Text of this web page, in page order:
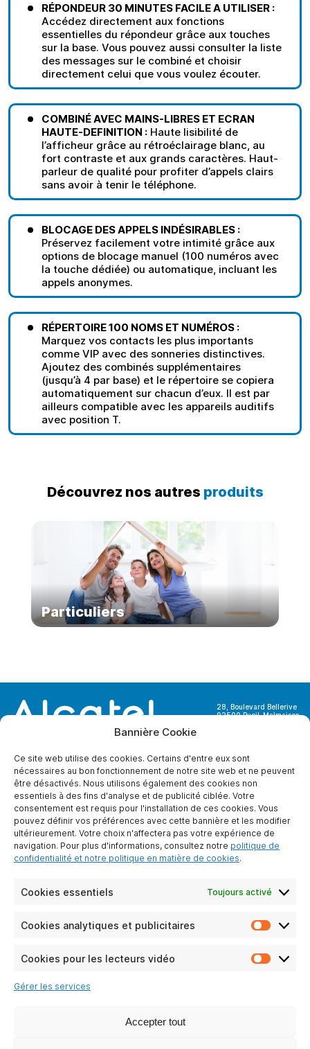
Bannière Cookie
Ce site web utilise des cookies. Certains d'entre eux sont
nécessaires au bon fonctionnement de notre site web et ne peuvent
être désactivés. Nous utilisons également des cookies non
essentiels à des fins d'analyse et de publicité ciblée. Votre
consentement est requis pour l'installation de ces cookies. Vous
pouvez définir vos préférences avec cette bannière et les modifier
ultérieurement. Votre choix n'affectera pas votre expérience de
navigation. Pour plus d'informations, consultez notre politique de
confidentialité et notre politique en matière de cookies.
Cookies essentiels Toujours activé
Cookies analytiques et publicitaires
et
Cookies pour les lecteurs vidéo
Gérer les services
Accepter tout
RÉPONDEUR 30 MINUTES FACILE A UTILISER :
Accédez directement aux fonctions
essentielles du répondeur grâce aux touches
sur la base. Vous pouvez aussi consulter la liste
des messages sur le combiné et choisir
directement celui que vous voulez écouter.
COMBINÉ AVEC MAINS-LIBRES ET ECRAN
HAUTE-DEFINITION : Haute lisibilité de
l’afficheur grâce au rétroéclairage blanc, au
fort contraste et aux grands caractères. Haut-
parleur de qualité pour profiter d’appels clairs
sans avoir à tenir le téléphone.
BLOCAGE DES APPELS INDÉSIRABLES :
Préservez facilement votre intimité grâce aux
options de blocage manuel (100 numéros avec
la touche dédiée) ou automatique, incluant les
appels anonymes.
RÉPERTOIRE 100 NOMS ET NUMÉROS :
Marquez vos contacts les plus importants
comme VIP avec des sonneries distinctives.
Ajoutez des combinés supplémentaires
(jusqu’à 4 par base) et le répertoire se copiera
automatiquement sur chacun d’eux. Il est par
ailleurs compatible avec les appareils auditifs
avec position T.
Découvrez nos autres produits
Particuliers
28, Boulevard Bellerive
92500 Rueil-Malmaison
A PROPOS DE NOUS
Qui sommes-nous ?
Contactez-nous
Devenir partenaire
Protection des
RSE